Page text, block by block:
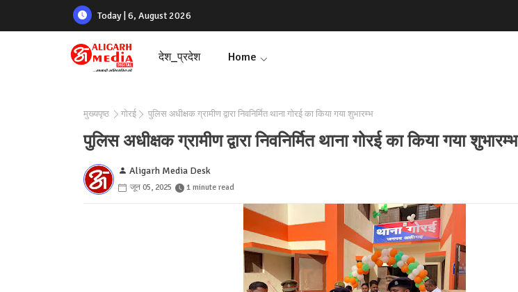
Today | 6, August 2026
देश_प्रदेश Home
मुख्यपृष्ठ गोरई पुलिस अधीक्षक ग्रामीण द्वारा निवनिर्मित थाना गोरई का किया गया शुभारम्भ
पुलिस अधीक्षक ग्रामीण द्वारा निवनिर्मित थाना गोरई का किया गया शुभारम्भ
Aligarh Media Desk
जून 05, 2025 1 minute read